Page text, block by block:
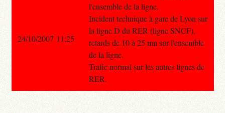
l'ensemble de la ligne.
Incident technique à gare de Lyon sur
la ligne D du RER (ligne SNCF),
retards de 10 à 25 mn sur l'ensemble
de la ligne.
Trafic normal sur les autres lignes de
RER.
24/10/2007 11:25